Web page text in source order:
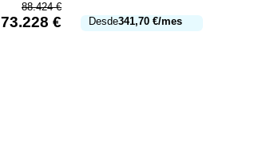
88.424€
73.228 € Desde341,70 €/mes